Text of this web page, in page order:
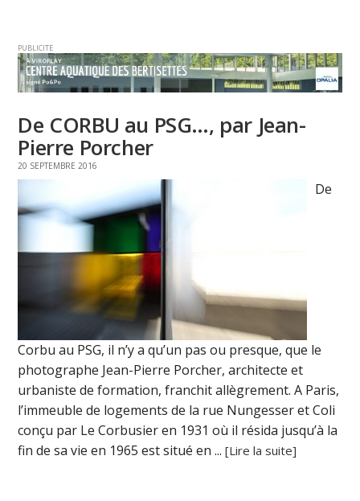
PUBLICITE
De CORBU au PSG…, par Jean-
Pierre Porcher
20 SEPTEMBRE 2016
De
Corbu au PSG, il n’y a qu’un pas ou presque, que le
photographe Jean-Pierre Porcher, architecte et
urbaniste de formation, franchit allègrement. A Paris,
l’immeuble de logements de la rue Nungesser et Coli
conçu par Le Corbusier en 1931 où il résida jusqu’à la
fin de sa vie en 1965 est situé en ...[Lire la suite]